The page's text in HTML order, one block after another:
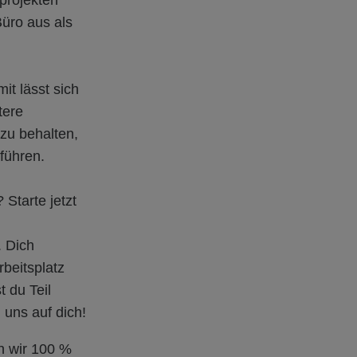
aus als
lässt sich
behalten,
Starte jetzt
Dich
du Teil
uns auf dich!
wir 100 %